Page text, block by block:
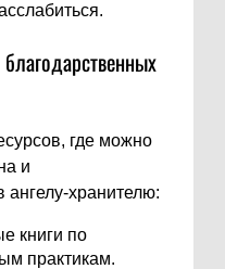
где можно
и
ангелу-хранителю:
книги по
практикам.